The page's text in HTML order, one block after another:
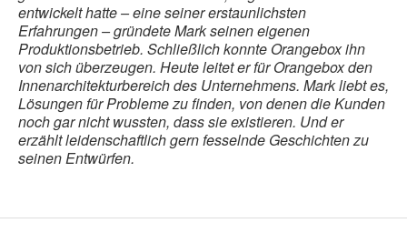
entwickelt hatte – eine seiner erstaunlichsten
Erfahrungen – gründete Mark seinen eigenen
Produktionsbetrieb. Schließlich konnte Orangebox ihn
von sich überzeugen. Heute leitet er für Orangebox den
Innenarchitekturbereich des Unternehmens. Mark liebt es,
Lösungen für Probleme zu finden, von denen die Kunden
noch gar nicht wussten, dass sie existieren. Und er
erzählt leidenschaftlich gern fesselnde Geschichten zu
seinen Entwürfen.